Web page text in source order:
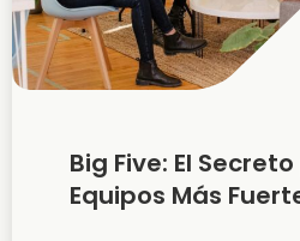
Big Five: El
Equipos Más